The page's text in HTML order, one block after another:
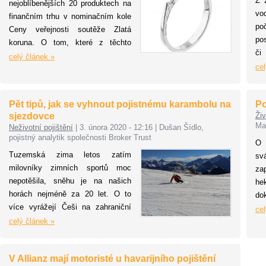
nejoblíbenějších 20 produktech na
finančním trhu v nominačním kole
Ceny veřejnosti soutěže Zlatá
koruna. O tom, které z těchto
produktů se umístí na stupních
www.zlatakoruna.info.
celý článek »
či
Pět tipů, jak se vyhnout pojistnému karambolu na
sjezdovce
Neživotní pojištění 3. února 2020 - 12:16
Dušan Šídlo,
pojistný analytik společnosti Broker Trust
Tuzemská zima letos zatím
milovníky zimních sportů moc
nepotěšila, sněhu je na našich
horách nejméně za 20 let. O to
více vyrážejí Češi na zahraniční
sjezdovky. Většina lidí, kteří
pojištění, ne každý ale ví, jak
celý článek »
O
V Allianz mají motoristé u havarijního pojištění